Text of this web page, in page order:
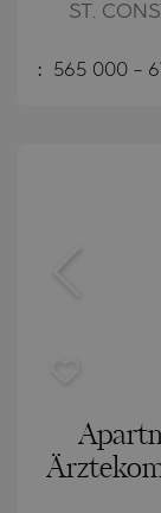
ST.
: 565 000 -